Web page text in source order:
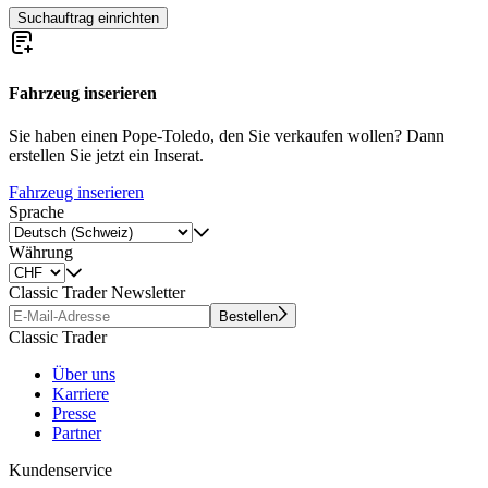
Suchauftrag einrichten
Fahrzeug inserieren
Sie haben einen Pope-Toledo, den Sie verkaufen wollen? Dann
erstellen Sie jetzt ein Inserat.
Fahrzeug inserieren
Sprache
Währung
Classic Trader Newsletter
Bestellen
Classic Trader
Über uns
Karriere
Presse
Partner
Kundenservice